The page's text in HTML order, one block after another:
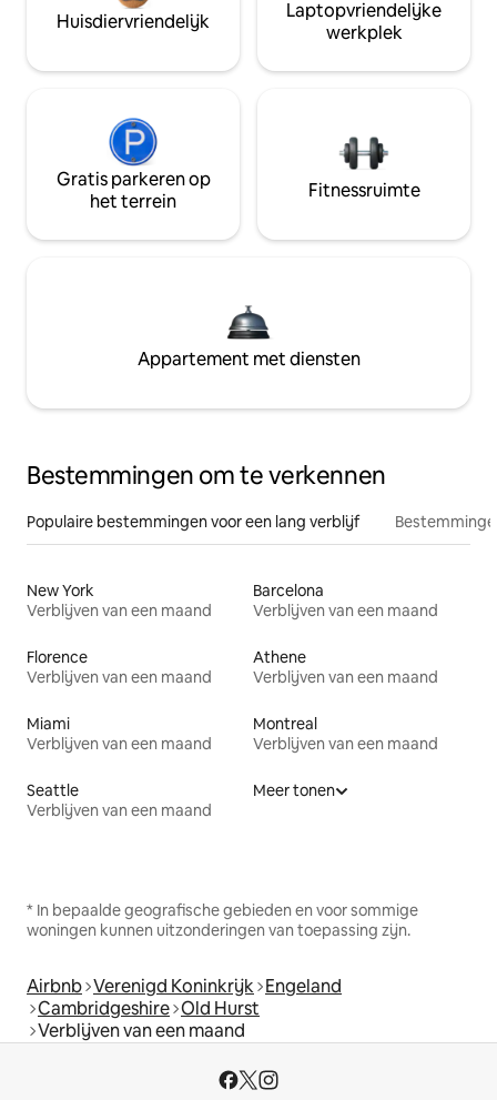
Huisdiervriendelijk
Laptopvriendelijke
werkplek
Gratis parkeren op
het terrein
Fitnessruimte
Appartement met diensten
Bestemmingen om te verkennen
Populaire bestemmingen voor een lang verblijf
New York
Verblijven van een maand
Barcelona
Verblijven van een maand
Florence
Verblijven van een maand
Athene
Verblijven van een maand
Miami
Verblijven van een maand
Montreal
Verblijven van een maand
Seattle
Verblijven van een maand
Meer tonen
* In bepaalde geografische gebieden en voor sommige
woningen kunnen uitzonderingen van toepassing zijn.
Airbnb Verenigd Koninkrijk Engeland
Cambridgeshire Old Hurst
Verblijven van een maand